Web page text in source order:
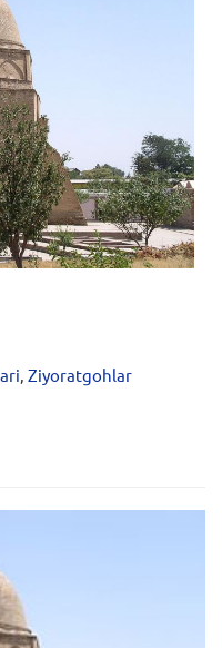
, Ziyoratgohlar